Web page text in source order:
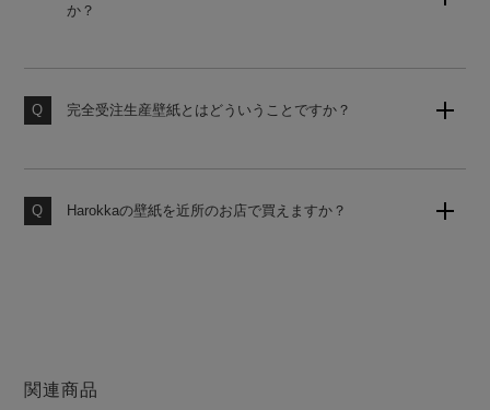
か？
お申し付けください。
完全受注生産壁紙とはどういうことですか？
で、品質の劣化がなく安心してお使いいただけます。
Harokkaの壁紙を近所のお店で買えますか？
関連商品